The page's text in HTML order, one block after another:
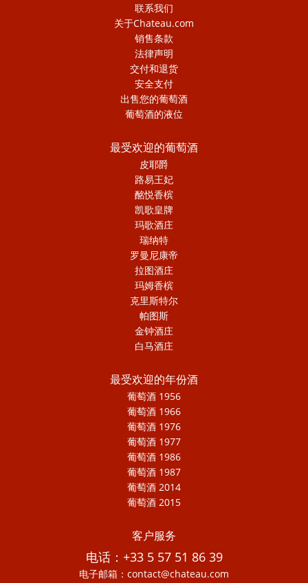
联系我们
关于Chateau.com
销售条款
法律声明
交付和退货
安全支付
出售您的葡萄酒
葡萄酒的液位
最受欢迎的葡萄酒
皮耶爵
路易王妃
酩悦香槟
凯歌皇牌
玛歌酒庄
瑞纳特
罗曼尼康帝
拉图酒庄
玛姆香槟
克里斯特尔
帕图斯
金钟酒庄
白马酒庄
最受欢迎的年份酒
葡萄酒 1956
葡萄酒 1966
葡萄酒 1976
葡萄酒 1977
葡萄酒 1986
葡萄酒 1987
葡萄酒 2014
葡萄酒 2015
客户服务
电话：+33 5 57 51 86 39
电子邮箱：contact@chateau.com